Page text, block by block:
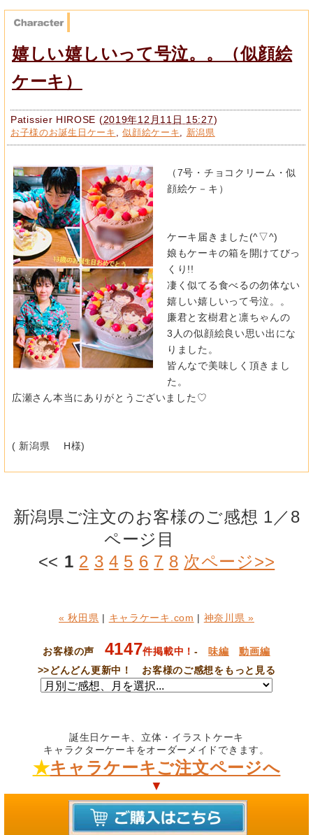
嬉しい嬉しいって号泣。。（似顔絵
ケーキ）
Patissier HIROSE (2019年12月11日 15:27)
お子様のお誕生日ケーキ ,似顔絵ケーキ 新潟県
（7号・チョコクリーム・似
顔絵ケ－キ）
ケーキ届きました(^▽^)
娘もケーキの箱を開けてびっ
くり!!
凄く似てる食べるの勿体ない
嬉しい嬉しいって号泣。。
廉君と玄樹君と凛ちゃんの
3人の似顔絵良い思い出にな
りました。
皆んなで美味しく頂きまし
た。
広瀬さん本当にありがとうございました♡
( 新潟県 H様)
新潟県ご注文のお客様のご感想 1／8
ページ目
<< 1 2 3 4 5 6 7 8 次ページ>>
« 秋田県 | キャラケーキ.com | 神奈川県 »
お客様の声 4147件掲載中！ - 味編
動画編
>>どんどん更新中！ お客様のご感想をもっと見る
誕生日ケーキ、立体・イラストケーキ
キャラクターケーキをオーダーメイドできます。
★キャラケーキご注文ページへ
▼